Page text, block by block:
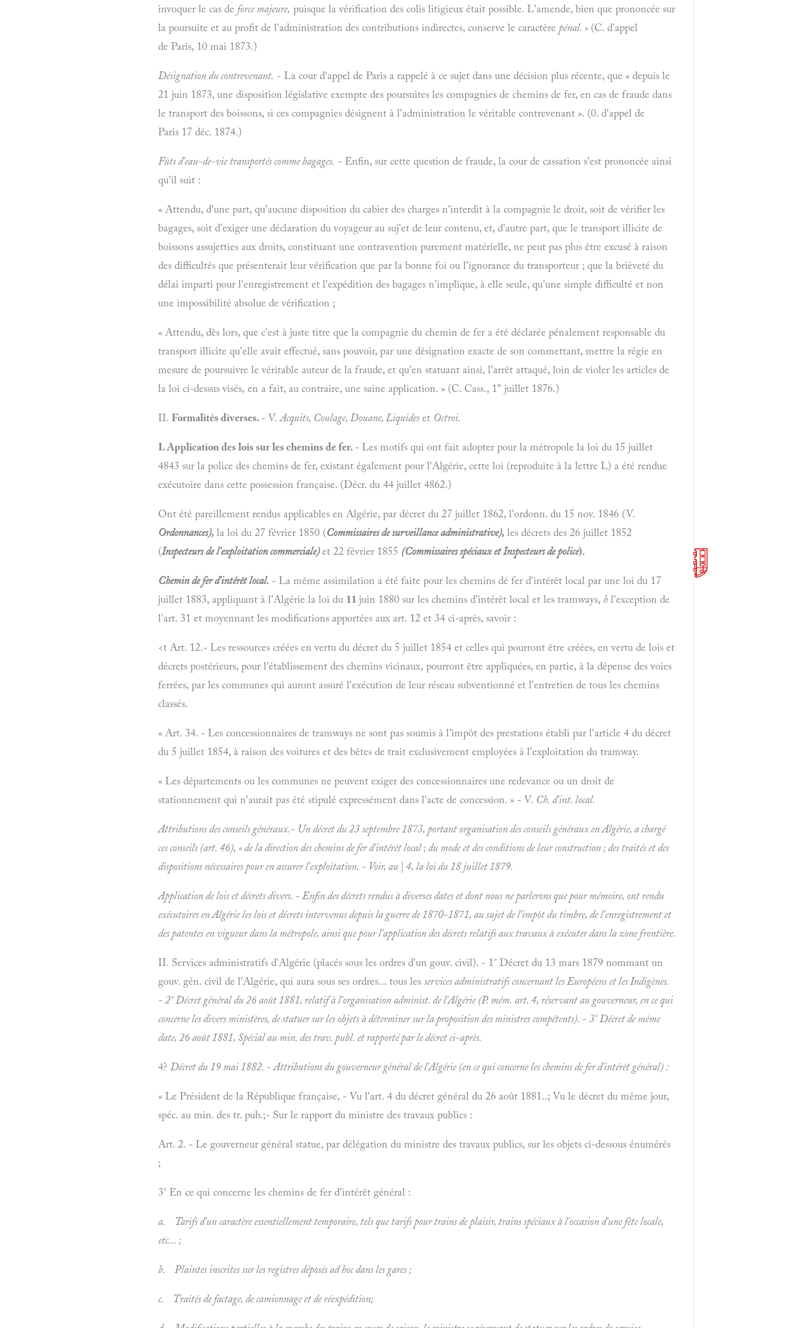
invoquer le cas de force majeure, puisque la vérification des colis litigieux était possible. L'amende, bien que prononcée sur
la poursuite et au profit de l'administration des contributions indirectes, conserve le caractère pénal. » (C. d'appel
de Paris, 10 mai 1873.)
Désignation du contrevenant. - La cour d'appel de Paris a rappelé à ce sujet dans une décision plus récente, que « depuis le
21 juin 1873, une disposition législative exempte des poursuites les compagnies de chemins de fer, en cas de fraude dans
le transport des boissons, si ces compagnies désignent à l'administration le véritable contrevenant ». (0. d'appel de
Paris 17 déc. 1874.)
Fûts d'eau-de-vie transportés comme bagages. - Enfin, sur cette question de fraude, la cour de cassation s'est prononcée ainsi
qu'il suit :
« Attendu, d'une part, qu'aucune disposition du cabier des charges n'interdit à la compagnie le droit, soit de vérifier les
bagages, soit d'exiger une déclaration du voyageur au suj'et de leur contenu, et, d'autre part, que le transport illicite de
boissons assujetties aux droits, constituant une contravention purement matérielle, ne peut pas plus être excusé à raison
des difficultés que présenterait leur vérification que par la bonne foi ou l'ignorance du transporteur ; que la brièveté du
délai imparti pour l'enregistrement et l'expédition des bagages n'implique, à elle seule, qu'une simple difficulté et non
une impossibilité absolue de vérification ;
« Attendu, dès lors, que c'est à juste titre que la compagnie du chemin de fer a été déclarée pénalement responsable du
transport illicite qu'elle avait effectué, sans pouvoir, par une désignation exacte de son commettant, mettre la régie en
mesure de poursuivre le véritable auteur de la fraude, et qu'en statuant ainsi, l'arrêt attaqué, loin de violer les articles de
la loi ci-dessus visés, en a fait, au contraire, une saine application. » (C. Cass., 1" juillet 1876.)
II. Formalités diverses. - V.Acquits, Coulage, Douane, Liquideset Octroi.
I. Application des lois sur les chemins de fer. - Les motifs qui ont fait adopter pour la métropole la loi du 15 juillet
4843 sur la police des chemins de fer, existant également pour l'Algérie, cette loi (reproduite à la lettre L) a été rendue
exécutoire dans cette possession française. (Décr. du 44 juillet 4862.)
Ont été pareillement rendus applicables en Algérie, par décret du 27 juillet 1862, l'ordonn. du 15 nov. 1846 (V.
Ordonnances), la loi du 27 février 1850 (Commissaires de surveillance administrative), les décrets des 26 juillet 1852
(Inspecteurs de l'exploitation commerciale)et 22 février 1855 (Commissaires spéciaux et Inspecteurs de police).
Chemin de fer d'intérêt local. - La même assimilation a été faite pour les chemins dé fer d'intérêt local par une loi du 17
juillet 1883, appliquant à l'Algérie la loi du 11 juin 1880 sur les chemins d'intérêt local et les tramways, hl'exception de
l'art. 31 et moyennant les modifications apportées aux art. 12 et 34 ci-après, savoir :
<t Art. 12.- Les ressources créées en vertu du décret du 5 juillet 1854 et celles qui pourront être créées, en vertu de lois et
décrets postérieurs, pour l'établissement des chemins vicinaux, pourront être appliquées, en partie, à la dépense des voies
ferrées, par les communes qui auront assuré l'exécution de leur réseau subventionné et l'entretien de tous les chemins
classés.
« Art. 34. - Les concessionnaires de tramways ne sont pas soumis à l'impôt des prestations établi par l'article 4 du décret
du 5 juillet 1854, à raison des voitures et des bêtes de trait exclusivement employées à l'exploitation du tramway.
« Les départements ou les communes ne peuvent exiger des concessionnaires une redevance ou un droit de
stationnement qui n'aurait pas été stipulé expressément dans l'acte de concession. » - V. Ch. d'int. local.
Attributions des conseils généraux.- Un décret du 23 septembre 1873, portant organisation des conseils généraux en Algérie, a chargé
ces conseils (art. 46), « de la direction des chemins de fer d'intérêt local ; du mode et des conditions de leur construction ; des traités et des
dispositions nécessaires pour en assurer l'exploitation. - Voir, au | 4, la loi du 18 juillet 1879.
Application de lois et décrets divers. - Enfin des décrets rendus à diverses dates et dont nous ne parlerons que pour mémoire, ont rendu
exécutoires en Algérie les lois et décrets intervenus depuis la guerre de 1870-1871, au sujet de l'impôt du timbre, de l'enregistrement et
des patentes en vigueur dans la métropole, ainsi que pour l'application des décrets relatifs aux travaux à exécuter dans lazone frontière.
II. Services administratifs d'Algérie (placés sous les ordres d'un gouv. civil). - 1° Décret du 13 mars 1879 nommant un
gouv. gén. civil de l'Algérie, qui aura sous ses ordres... tous les services administratifs concernant les Européens et les Indigènes.
- 2° Décret général du 26 août 1881, relatif à l'organisation administ. de l'Algérie (P. mém. art. 4, réservant au gouverneur, en ce qui
concerne les divers ministères, de statuer sur les objets à déterminer sur la proposition des ministres compétents). - 3° Décret de même
date, 26 août 1881, Spécial au min. des trav. publ. et rapporté par le décret ci-après.
4? Décret du 19 mai 1882. - Attributions du gouverneur général de l'Algérie (en ce qui concerne les chemins de fer d'intérêt général) :
« Le Président de la République française, - Vu l'art. 4 du décret général du 26 août 1881..; Vu le décret du même jour,
spéc. au min. des tr. pub.;- Sur le rapport du ministre des travaux publics :
Art. 2. - Le gouverneur général statue, par délégation du ministre des travaux publics, sur les objets ci-dessous énumérés
;
3° En ce qui concerne les chemins de fer d'intérêt général :
a. Tarifs d'un caractère essentiellement temporaire, tels que tarifs pour trains de plaisir, trains spéciaux à l'occasion d'une fête locale,
etc... ;
b. Plaintes inscrites sur les registres déposésad hoc dans les gares ;
c. Traités de factage, de camionnage et de réexpédition;